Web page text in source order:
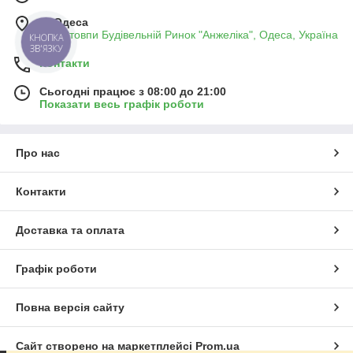
універсальності застосування.
Фанера купити Одеса можна для виготовлення
конструкцій.
виробництві меблів, монтажі каркасів і внутрішніх
ОСБ плита купити Одеса можна для будівництва
будинків, монтажу перекриттів, обшивки стін і
влаштування підлоги.
прискорює процес будівництва.
OSB плита застосовується у приватному та
м. Одеса
Два Стовпи Будівельній Ринок "Анжеліка", Одеса, Україна
Контакти
Сьогодні працює з 08:00 до 21:00
Показати весь графік роботи
Про нас
Контакти
Доставка та оплата
Графік роботи
Повна версія сайту
Сайт створено на маркетплейсі Prom.ua
КНОПКА
ЗВ'ЯЗКУ